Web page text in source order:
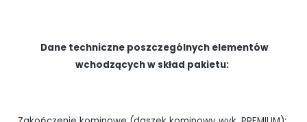
Dane techniczne poszczególnych elementów
wchodzących w skład pakietu: